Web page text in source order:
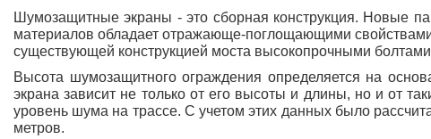
Шумозащитные экраны - это сборная конструкция. Новые
материалов обладает отражающе-поглощающими
существующей конструкцией моста высокопрочными
Высота шумозащитного ограждения определяется на
экрана зависит не только от его высоты и длины, но и от
уровень шума на трассе. С учетом этих данных было
метров.